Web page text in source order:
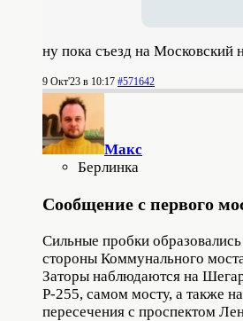
ну пока съезд на Московский
9 Окт'23 в 10:17 #571642
Макс
Берлинка
Сообщение с первого
Сильные пробки
стороны Коммунального
Заторы наблюдаются на
Р-255, самом мосту, а также
пересечения с проспектом